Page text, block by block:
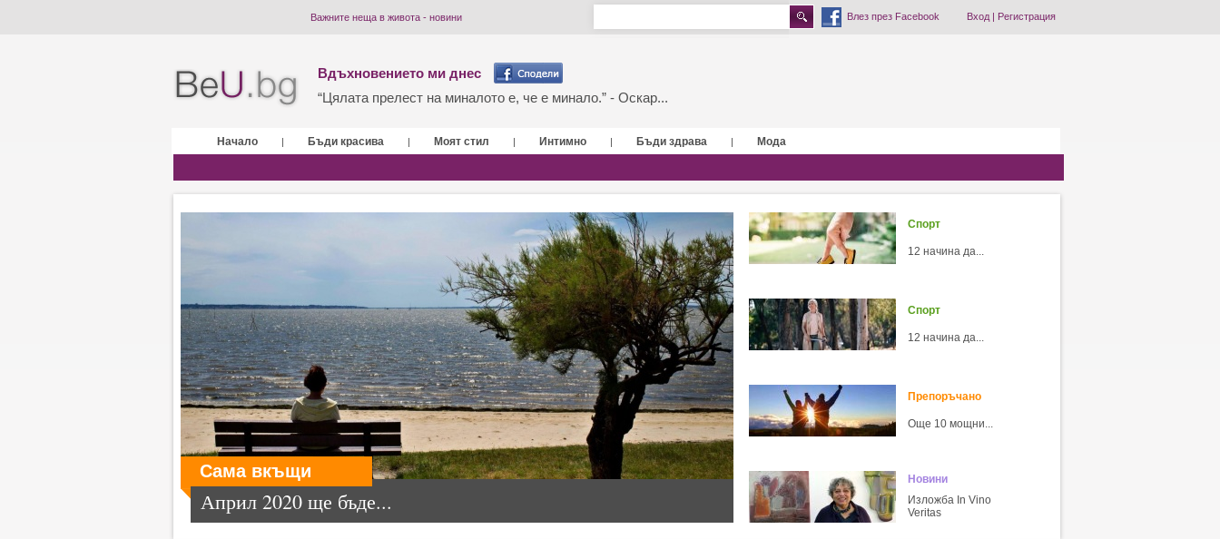
Важните неща в живота - новини Влез през Facebook Вход| Регистрация
Вдъхновението ми днес
“Цялата прелест на миналото е, че е минало.” - Оскар...
Начало | Бъди красива | Моят стил | Интимно | Бъди здрава | Мода
Сама вкъщи
Април 2020 ще бъде...
Спорт
12 начина да...
Спорт
12 начина да...
Препоръчано
Още 10 мощни...
Новини
Изложба In Vino
Veritas